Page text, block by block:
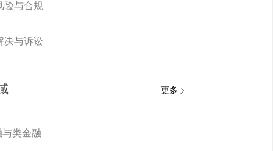
险与合规
决与诉讼
更多
与类金融